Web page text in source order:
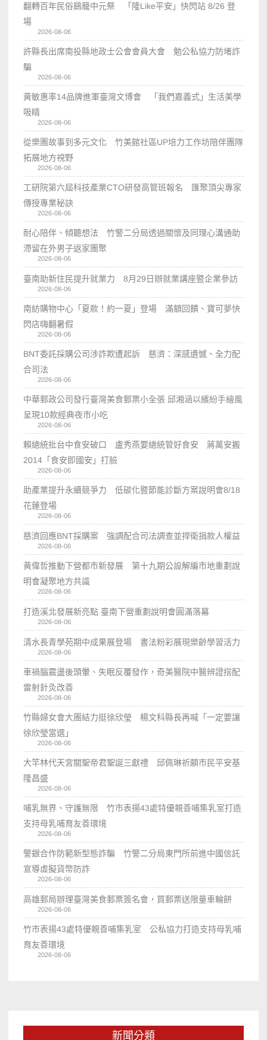
翻轉百年民俗鷄籠中元祭 「隆Like平安」快閃站 8/26 登
場
2026-08-06
許縣長出席南投縣地政士公會會員大會 勉公私協力防堵詐
騙
2026-08-06
黃敏惠率14品牌進軍臺灣文博會 「我們嘉義式」生活美學
吸睛
2026-08-06
從樂團故事到多元文化 竹美館社區UP培力工作坊陪伴團隊
拓展地方視野
2026-08-06
工研院第六屆科技產業CTO研發高管班報名 匯聚頂尖專家
傳授專業秘訣
2026-08-06
耐心陪伴、傾聽想法 竹警二分局透過關懷及同理心溝通助
滯留在外男子返家團聚
2026-08-06
臺南助新住民提升就業力 8月29日辦就業講座暨企業參訪
2026-08-06
南紡購物中心「夏款！約一夏」登場 滿額回饋、寶可夢快
閃店嗨翻暑假
2026-08-06
BNT委託採購公司涉詐欺遭起訴 慈濟：深感遺憾、全力配
合司法
2026-08-06
中華郵政公司發行臺灣美食郵票小全張 邱湘涵以繽紛手繪風
呈現10款經典夜市小吃
2026-08-06
賴總統批台中食安破口 盧秀燕要總統管好食安 蔣萬安搬
2014「食安即國安」打臉
2026-08-06
助產業提升永續競爭力 低碳化暨節能診斷方案說明會8/18
花蓮登場
2026-08-06
慈濟回應BNT採購案 強調配合司法調查並捍衛捐款人權益
2026-08-06
黃偉哲推動下營都市新發展 第十九期公設解編市地重劃說
明會凝聚地方共識
2026-08-06
打造溪北發展新亮點 臺南下營重劃說明會圓滿落幕
2026-08-06
清水長青學苑期中成果展登場 書法粉彩展現樂齡學習活力
2026-08-06
車禍腦震盪後頭暈、失眠反覆發作，奇美醫院中醫辨證搭配
雷射針灸改善
2026-08-06
竹縣婦女會大團結力挺徐欣瑩 楊文科縣長再喊「一定要讓
徐欣瑩當選」
2026-08-06
大竿林代天宮關聖帝君聖誕三獻禮 邱佩琳祈願市民平安基
隆昌盛
2026-08-06
哺乳無界、守護無限 竹市表揚43處特優親善哺集乳室打造
支持母乳哺育友善環境
2026-08-06
警銀合作防範新型態詐騙 竹警二分局東門所前進中國信託
宣導虛擬貨幣防詐
2026-08-06
高雄郵局辦理臺灣美食郵票簽名會，買郵票送限量車輪餅
2026-08-06
竹市表揚43處特優親善哺集乳室 公私協力打造支持母乳哺
育友善環境
2026-08-06
新聞分類